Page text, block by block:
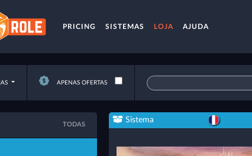
PRICING SISTEMAS LOJA AJUDA
APENAS OFERTAS
TODAS
Sistema